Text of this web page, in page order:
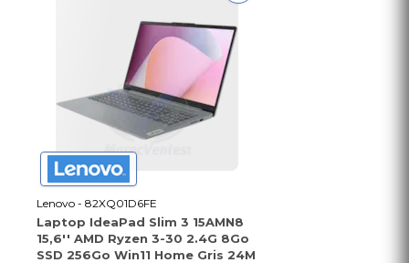
Lenovo - 82XQ01D6FE
Laptop IdeaPad Slim 3 15AMN8
15,6'' AMD Ryzen 3-30 2.4G 8Go
SSD 256Go Win11 Home Gris 24M